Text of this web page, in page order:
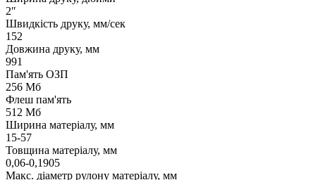
2″
Швидкість друку, мм/сек
152
Довжина друку, мм
991
Пам'ять ОЗП
256 Мб
Флеш пам'ять
512 Мб
Ширина матеріалу, мм
15-57
Товщина матеріалу, мм
0,06-0,1905
Макс. діаметр рулону матеріалу, мм